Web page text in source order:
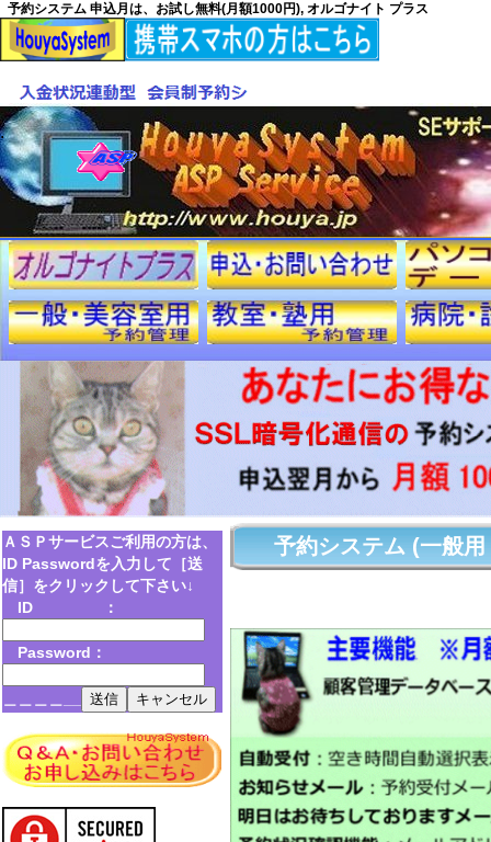
予約システム 申込月は、お試し無料(月額1000円), オルゴナイト プラス
.
予約システム (一般
ＡＳＰサービスご利用の方は、
ID Passwordを入力して［送
信］をクリックして下さい↓
ID ：
Password：